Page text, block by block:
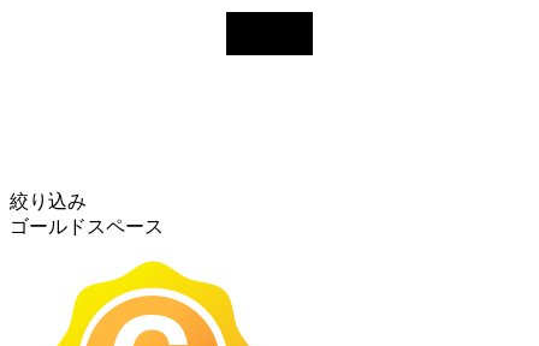
絞り込み
ゴールドスペース